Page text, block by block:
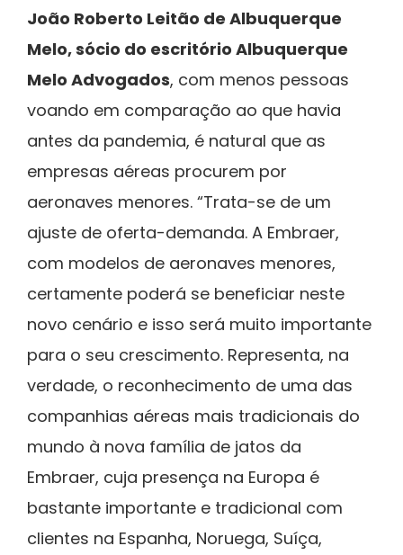
João Roberto Leitão de Albuquerque
Melo, sócio do escritório Albuquerque
Melo Advogados, com menos pessoas
voando em comparação ao que havia
antes da pandemia, é natural que as
empresas aéreas procurem por
aeronaves menores. “Trata-se de um
ajuste de oferta-demanda. A Embraer,
com modelos de aeronaves menores,
certamente poderá se beneficiar neste
novo cenário e isso será muito importante
para o seu crescimento. Representa, na
verdade, o reconhecimento de uma das
companhias aéreas mais tradicionais do
mundo à nova família de jatos da
Embraer, cuja presença na Europa é
bastante importante e tradicional com
clientes na Espanha, Noruega, Suíça,